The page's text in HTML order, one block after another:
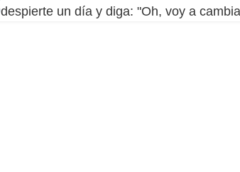
despierte un día y diga: "Oh, voy a